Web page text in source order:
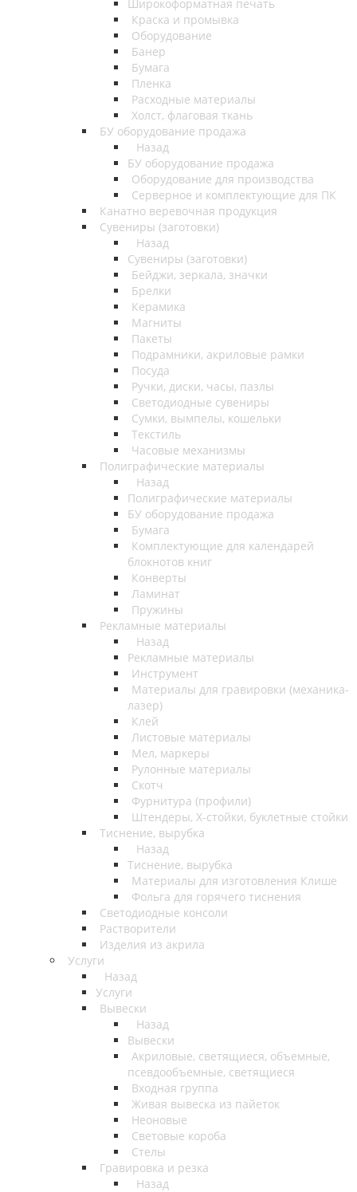
Широкоформатная печать
Краска и промывка
Оборудование
Банер
Бумага
Пленка
Расходные материалы
Холст, флаговая ткань
БУ оборудование продажа
Назад
БУ оборудование продажа
Оборудование для производства
Серверное и комплектующие для ПК
Канатно веревочная продукция
Сувениры (заготовки)
Назад
Сувениры (заготовки)
Бейджи, зеркала, значки
Брелки
Керамика
Магниты
Пакеты
Подрамники, акриловые рамки
Посуда
Ручки, диски, часы, пазлы
Светодиодные сувениры
Сумки, вымпелы, кошельки
Текстиль
Часовые механизмы
Полиграфические материалы
Назад
Полиграфические материалы
БУ оборудование продажа
Бумага
Комплектующие для календарей
блокнотов книг
Конверты
Ламинат
Пружины
Рекламные материалы
Назад
Рекламные материалы
Инструмент
Материалы для гравировки (механика-
лазер)
Клей
Листовые материалы
Мел, маркеры
Рулонные материалы
Скотч
Фурнитура (профили)
Штендеры, Х-стойки, буклетные стойки
Тиснение, вырубка
Назад
Тиснение, вырубка
Материалы для изготовления Клише
Фольга для горячего тиснения
Светодиодные консоли
Растворители
Изделия из акрила
Услуги
Назад
Услуги
Вывески
Назад
Вывески
Акриловые, светящиеся, объемные,
псевдообъемные, светящиеся
Входная группа
Живая вывеска из пайеток
Неоновые
Световые короба
Стелы
Гравировка и резка
Назад